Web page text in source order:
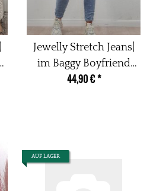
Jewelly Stretch Jeans|
im Baggy Boyfriend
Schnitt| Damen Hose
44,90 €*
AUF LAGER